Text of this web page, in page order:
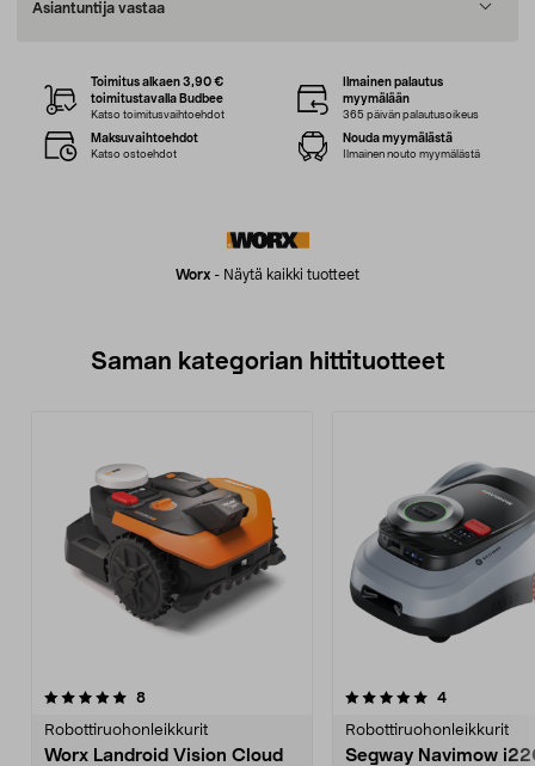
Asiantuntija vastaa
Worx - Näytä kaikki tuotteet
Toimitus alkaen 3,90 €
toimitustavalla Budbee
Katso toimitusvaihtoehdot
Ilmainen palautus
myymälään
365 päivän palautusoikeus
Maksuvaihtoehdot
Katso ostoehdot
Nouda myymälästä
Ilmainen nouto myymälästä
Saman kategorian hittituotteet
8arvostelut
Robottiruohonleikkurit
Worx Landroid Vision Cloud
5.0 viidestä
4arvostelut
Robottiruohonleikkurit
Segway Navimow
4.0 viidestä